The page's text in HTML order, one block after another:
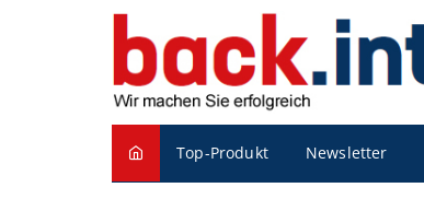
Top-Produkt Newsletter